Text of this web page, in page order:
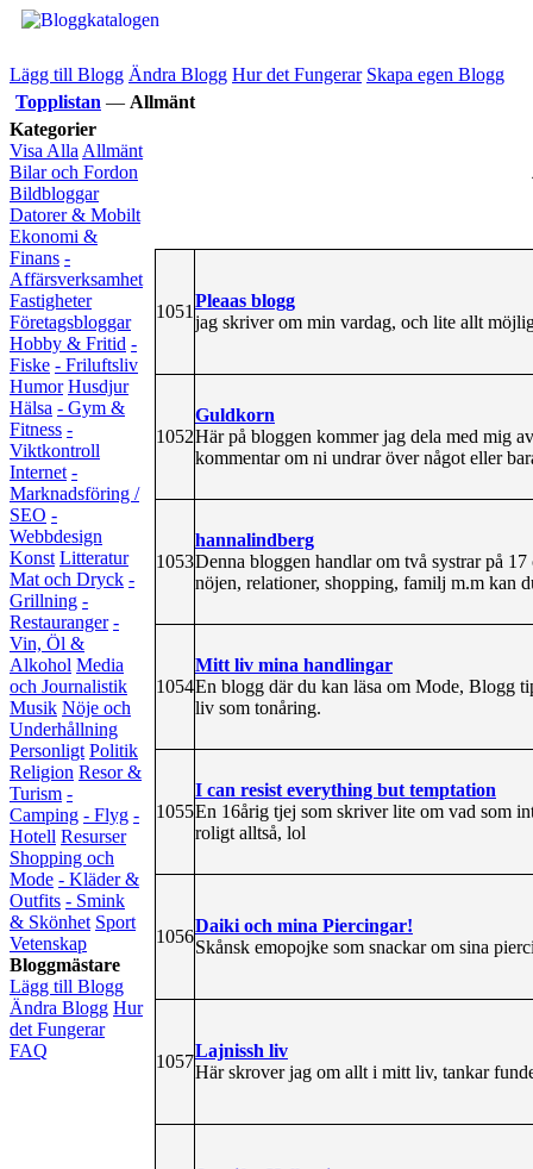
Lägg till Blogg Ändra Blogg Hur det Fungerar Skapa egen Blogg
Topplistan — Allmänt
Kategorier
Visa Alla Allmänt
Bilar och Fordon
Bildbloggar
Datorer & Mobilt
Ekonomi &
Finans -
Affärsverksamhet
Fastigheter
Företagsbloggar
Hobby & Fritid -
Fiske - Friluftsliv
Humor Husdjur
Hälsa - Gym &
Fitness -
Viktkontroll
Internet -
Marknadsföring /
SEO -
Webbdesign
Konst Litteratur
Mat och Dryck -
Grillning -
Restauranger -
Vin, Öl &
Alkohol Media
och Journalistik
Musik Nöje och
Underhållning
Personligt Politik
Religion Resor &
Turism -
Camping - Flyg -
Hotell Resurser
Shopping och
Mode - Kläder &
Outfits - Smink
& Skönhet Sport
Vetenskap
Bloggmästare
Lägg till Blogg
Ändra Blogg Hur
det Fungerar
FAQ
1051
Pleaas blogg
jag skriver om min vardag, och lite allt
1052
Guldkorn
Här på bloggen kommer jag dela med mig
kommentar om ni undrar över något eller
1053
hannalindberg
Denna bloggen handlar om två systrar på
nöjen, relationer, shopping, familj m.m kan
1054
Mitt liv mina handlingar
En blogg där du kan läsa om Mode, Blogg
liv som tonåring.
1055
I can resist everything but temptation
En 16årig tjej som skriver lite om vad som
roligt alltså, lol
1056
Daiki och mina Piercingar!
Skånsk emopojke som snackar om sina
1057
Lajnissh liv
Här skrover jag om allt i mitt liv, tankar